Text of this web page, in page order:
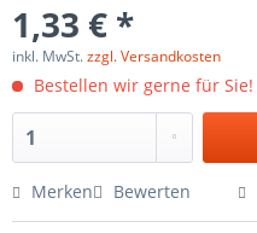
1,33 € *
inkl. MwSt.zzgl. Versandkosten
Bestellen wir gerne für Sie!
Merken Bewerten